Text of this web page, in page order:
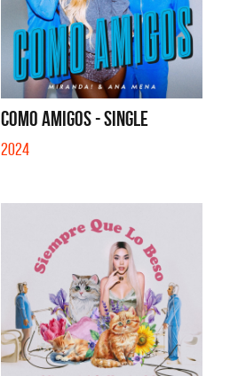
COMO AMIGOS - SINGLE
2024